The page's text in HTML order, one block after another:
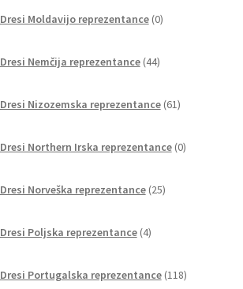
Dresi Moldavijo reprezentance 0izdelkov
Dresi Nemčija reprezentance 44izdelkov
Dresi Nizozemska reprezentance 61izdelkov
Dresi Northern Irska reprezentance 0izdelkov
Dresi Norveška reprezentance 25izdelkov
Dresi Poljska reprezentance 4izdelki
Dresi Portugalska reprezentance 118izdelkov